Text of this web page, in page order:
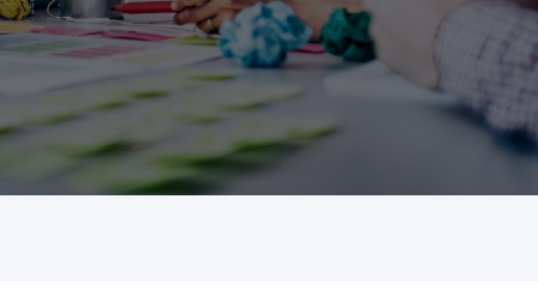
Lekarz Specjalista (Nefrolog
/ Internista) (K/M/N)
Fresenius Medical Care Polska S.A.
świętokrzyskie/ Jędrzejów, Stacja Dializ